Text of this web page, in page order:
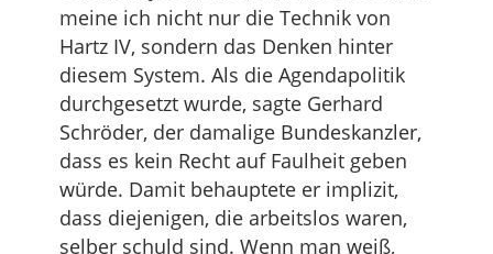
meine ich nicht nur die Technik von
Hartz IV, sondern das Denken hinter
diesem System. Als die Agendapolitik
durchgesetzt wurde, sagte Gerhard
Schröder, der damalige Bundeskanzler,
dass es kein Recht auf Faulheit geben
würde. Damit behauptete er implizit,
dass diejenigen, die arbeitslos waren,
selber schuld sind. Wenn man weiß,